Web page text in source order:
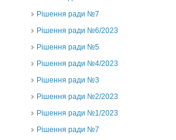
Рішення ради №7
Рішення ради №6/2023
Рішення ради №5
Рішення ради №4/2023
Рішення ради №3
Рішення ради №2/2023
Рішення ради №1/2023
Рішення ради №7